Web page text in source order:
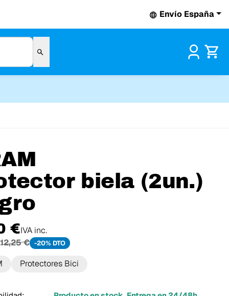
Envío España
biela (2un.)
€IVA inc.
12,25 € -20% DTO
Protectores Bici